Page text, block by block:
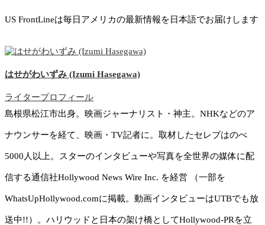
US FrontLineは毎日アメリカの最新情報を日本語でお届けします
はせがわいずみ (Izumi Hasegawa)
ライタープロフィール
島根県松江市出身。映画ジャーナリスト・神主。NHKなどのア
ナウンサーを経て、映画・TV記者に。取材したセレブはのべ
5000人以上。スターのインタビューや写真を全世界の媒体に配
信する通信社Hollywood News Wire Inc. を経営 （一部を
WhatsUpHollywood.comに掲載。動画インタビューはUTBでも放
送中!!）。ハリウッドと日本の架け橋としてHollywood-PRを立